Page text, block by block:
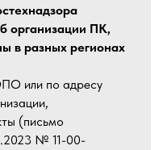
организации ПК,
в разных регионах
или по адресу
(письмо
№ 11-00-